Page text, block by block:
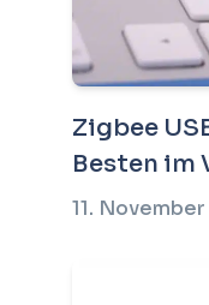
Zigbee
Besten im
11.